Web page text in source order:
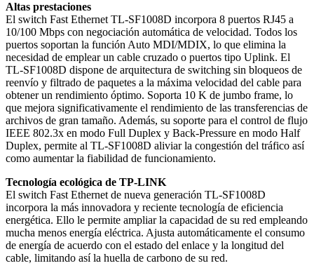
Altas prestaciones
El switch Fast Ethernet TL-SF1008D incorpora 8 puertos RJ45 a
10/100 Mbps con negociación automática de velocidad. Todos los
puertos soportan la función Auto MDI/MDIX, lo que elimina la
necesidad de emplear un cable cruzado o puertos tipo Uplink. El
TL-SF1008D dispone de arquitectura de switching sin bloqueos de
reenvío y filtrado de paquetes a la máxima velocidad del cable para
obtener un rendimiento óptimo. Soporta 10 K de jumbo frame, lo
que mejora significativamente el rendimiento de las transferencias de
archivos de gran tamaño. Además, su soporte para el control de flujo
IEEE 802.3x en modo Full Duplex y Back-Pressure en modo Half
Duplex, permite al TL-SF1008D aliviar la congestión del tráfico así
como aumentar la fiabilidad de funcionamiento.
Tecnología ecológica de TP-LINK
El switch Fast Ethernet de nueva generación TL-SF1008D
incorpora la más innovadora y reciente tecnología de eficiencia
energética. Ello le permite ampliar la capacidad de su red empleando
mucha menos energía eléctrica. Ajusta automáticamente el consumo
de energía de acuerdo con el estado del enlace y la longitud del
cable, limitando así la huella de carbono de su red.